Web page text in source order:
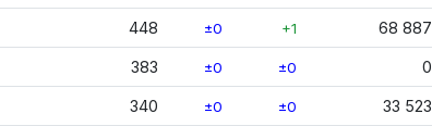
448 ±0 +1 68 887
383 ±0 ±0 0
340 ±0 ±0 33 523